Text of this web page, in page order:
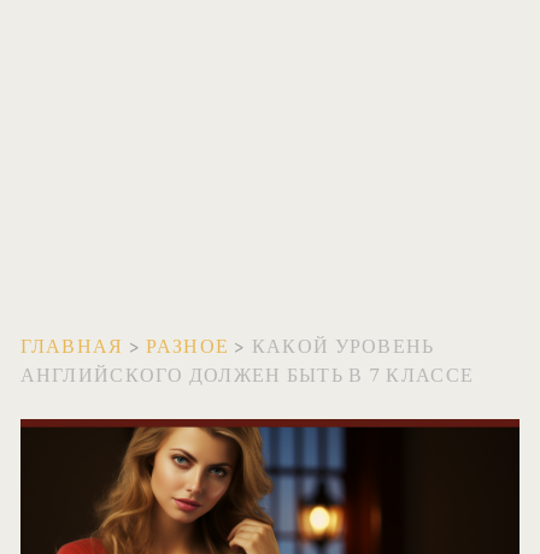
ГЛАВНАЯ >РАЗНОЕ > КАКОЙ УРОВЕНЬ
АНГЛИЙСКОГО ДОЛЖЕН БЫТЬ В 7 КЛАССЕ